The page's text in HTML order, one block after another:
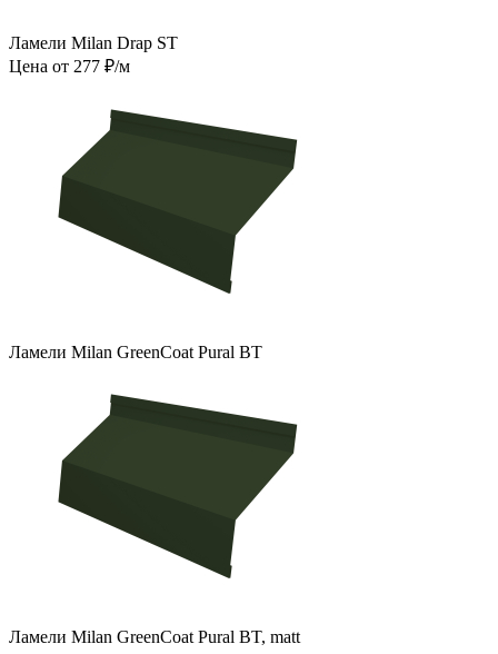
Ламели Milan Drap ST
Цена от 277 ₽/м
Ламели Milan GreenCoat Pural BT
Ламели Milan GreenCoat Pural BT, matt